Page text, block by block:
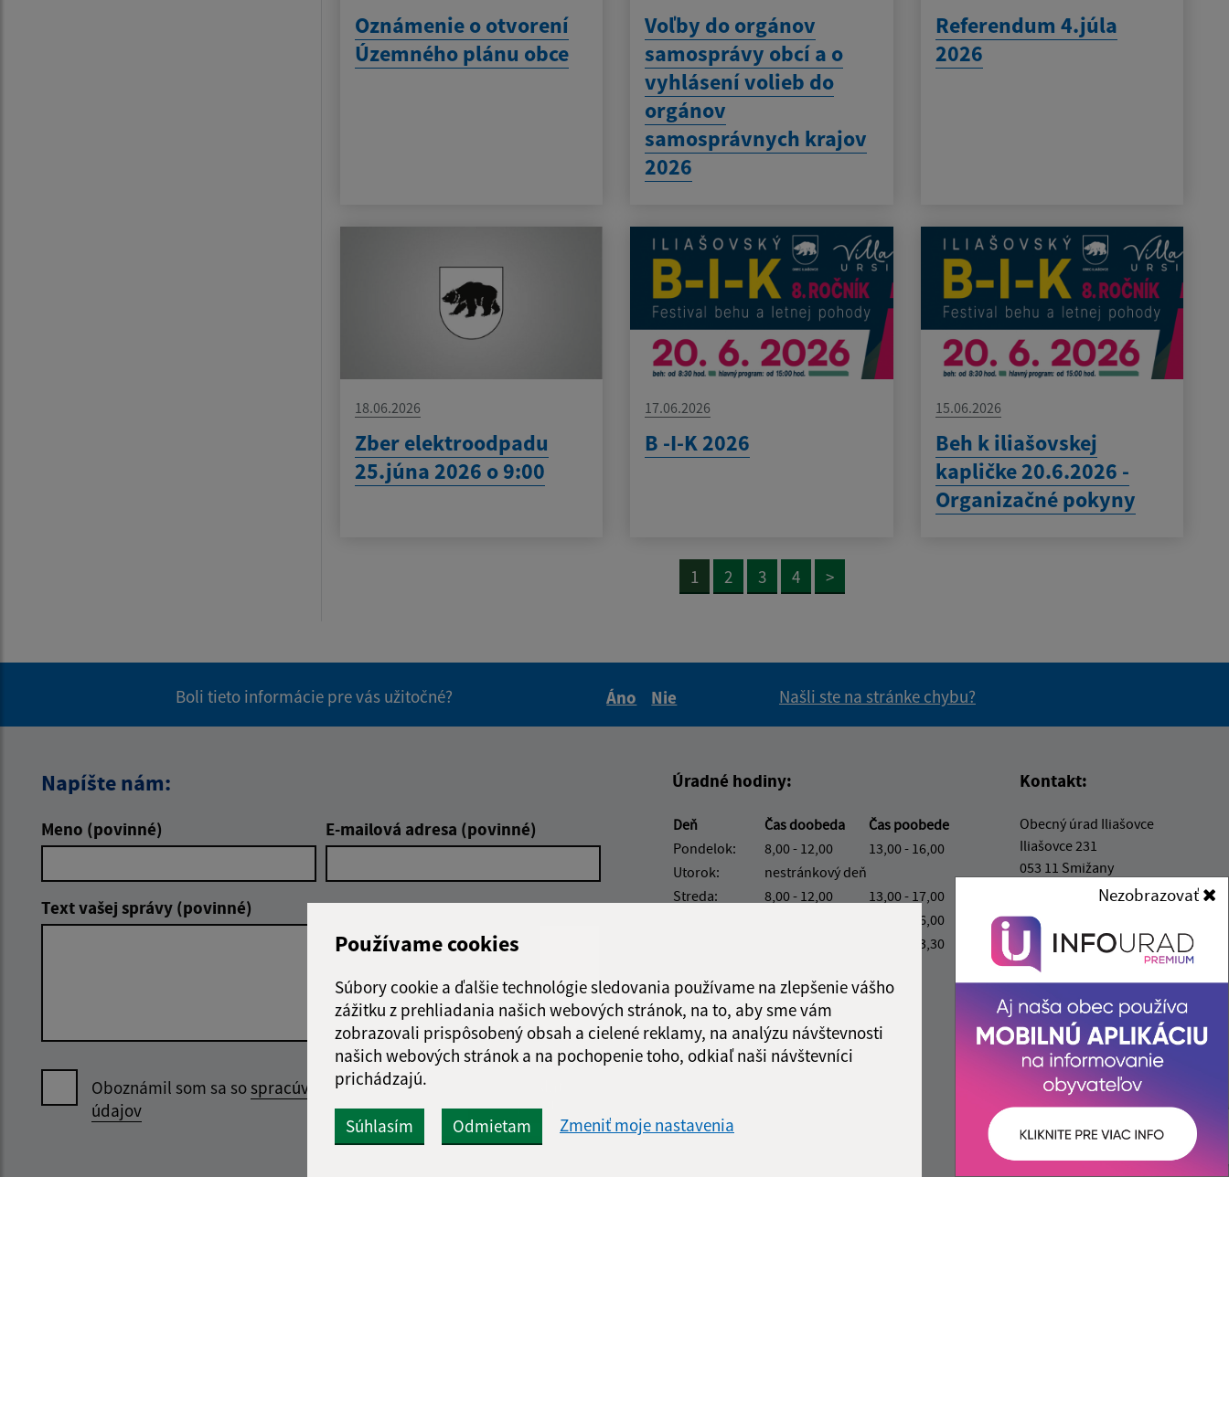
Používame cookies
Súbory cookie a ďalšie technológie sledovania používame na zlepšenie vášho
zážitku z prehliadania našich webových stránok, na to, aby sme vám
zobrazovali prispôsobený obsah a cielené reklamy, na analýzu návštevnosti
našich webových stránok a na pochopenie toho, odkiaľ naši návštevníci
prichádzajú.
Súhlasím Odmietam Zmeniť moje nastavenia
Nezobrazovať
Oznámenie o otvorení
Územného plánu obce
Voľby do orgánov
samosprávy obcí a o
vyhlásení volieb do
orgánov
samosprávnych krajov
2026
Referendum 4.júla
2026
18.06.2026
Zber elektroodpadu
25.júna 2026 o 9:00
17.06.2026
B -I-K 2026
15.06.2026
Beh k iliašovskej
kapličke 20.6.2026 -
Organizačné pokyny
1 2 3 4 >
Boli tieto informácie pre vás užitočné?
Áno
Nie
Našli ste na stránke chybu?
Napíšte nám:
Meno (povinné) E-mailová adresa (povinné)
Text vašej správy (povinné)
Oboznámil som sa sospracúvaním osobných
údajov
správu
Úradné hodiny:
Deň Čas doobeda
Čas poobede
Pondelok:
8,00 - 12,00
13,00 - 16,00
Utorok:
nestránkový deň
Streda:
8,00 - 12,00
13,00 - 17,00
13,00 - 16,00
13,00 - 13,30
Kontakt:
Obecný úrad Iliašovce
Iliašovce 231
053 11 Smižany
podatelna@iliasovce.sk
+421 911 650 195
IČO: 00329185